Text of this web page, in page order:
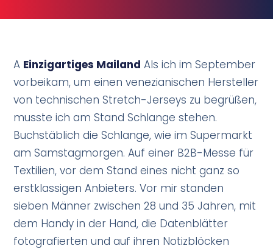
A Einzigartiges Mailand Als ich im September
vorbeikam, um einen venezianischen Hersteller
von technischen Stretch-Jerseys zu begrüßen,
musste ich am Stand Schlange stehen.
Buchstäblich die Schlange, wie im Supermarkt
am Samstagmorgen. Auf einer B2B-Messe für
Textilien, vor dem Stand eines nicht ganz so
erstklassigen Anbieters. Vor mir standen
sieben Männer zwischen 28 und 35 Jahren, mit
dem Handy in der Hand, die Datenblätter
fotografierten und auf ihren Notizblöcken